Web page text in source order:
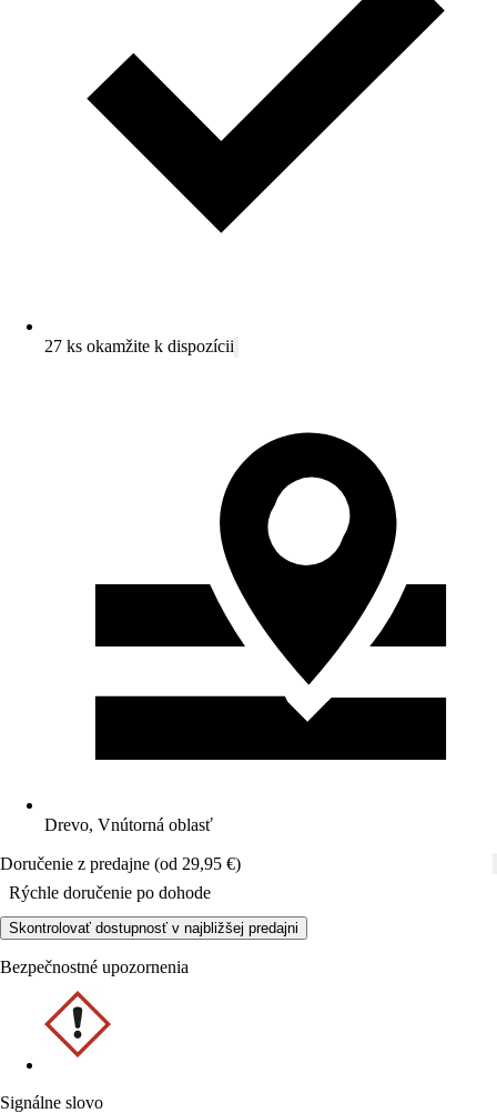
27 ks okamžite k dispozícii
Drevo, Vnútorná oblasť
Doručenie z predajne (od 29,95 €)
Rýchle doručenie po dohode
Skontrolovať dostupnosť v najbližšej predajni
Bezpečnostné upozornenia
Signálne slovo